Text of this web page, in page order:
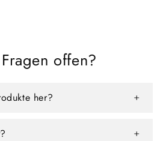
offen?
her?